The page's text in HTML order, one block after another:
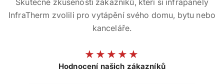
InfraTherm zvolili pro vytápění svého domu, bytu nebo
kanceláře.
★★★★★
Hodnocení našich zákazníků